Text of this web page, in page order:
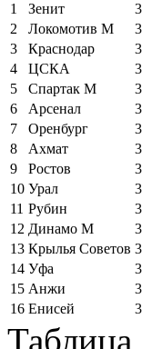
1
Зенит
2
Локомотив М
3
Краснодар
4
ЦСКА
5
Спартак М
6
Арсенал
7
Оренбург
8
Ахмат
9
Ростов
10 Урал
11 Рубин
12 Динамо М
13 Крылья Советов
14 Уфа
15 Анжи
16 Енисей